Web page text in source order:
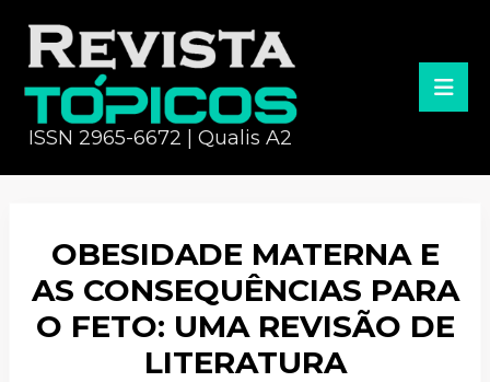
ISSN 2965-6672 | Qualis A2
OBESIDADE MATERNA E
AS CONSEQUÊNCIAS PARA
O FETO: UMA REVISÃO DE
LITERATURA